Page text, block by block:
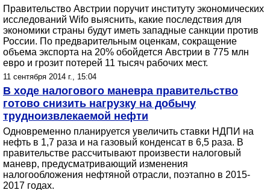
Правительство Австрии поручит институту экономических
исследований Wifo выяснить, какие последствия для
экономики страны будут иметь западные санкции против
России. По предварительным оценкам, сокращение
объема экспорта на 20% обойдется Австрии в 775 млн
евро и грозит потерей 11 тысяч рабочих мест.
11 сентября 2014 г., 15:04
В ходе налогового маневра правительство
готово снизить нагрузку на добычу
трудноизвлекаемой нефти
Одновременно планируется увеличить ставки НДПИ на
нефть в 1,7 раза и на газовый конденсат в 6,5 раза. В
правительстве рассчитывают произвести налоговый
маневр, предусматривающий изменения
налогообложения нефтяной отрасли, поэтапно в 2015-
2017 годах.